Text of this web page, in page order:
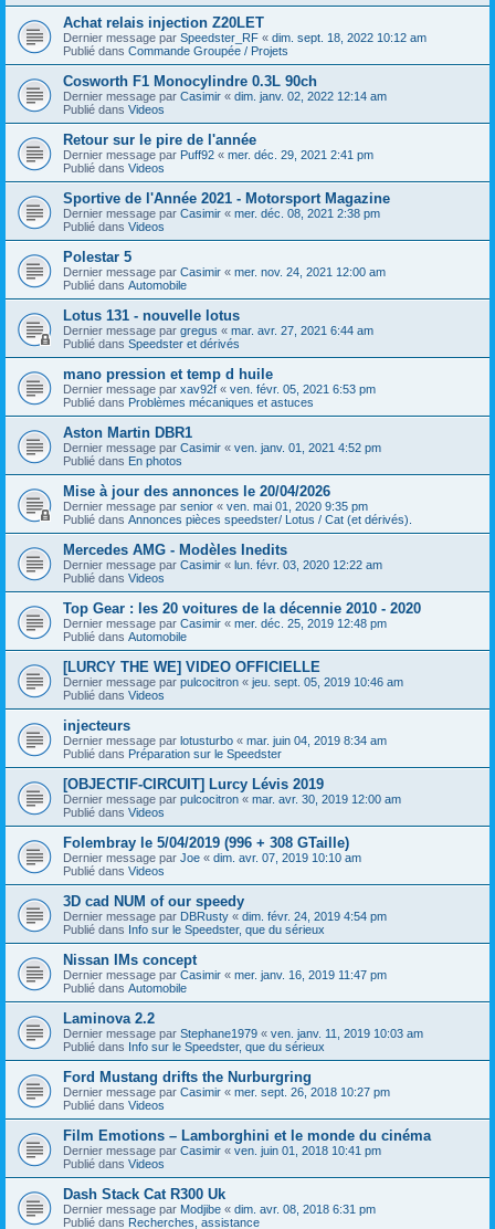
Achat relais injection Z20LET
Dernier message par Speedster_RF « dim. sept. 18, 2022 10:12 am
Publié dans Commande Groupée / Projets
Cosworth F1 Monocylindre 0.3L 90ch
Dernier message par Casimir « dim. janv. 02, 2022 12:14 am
Publié dans Videos
Retour sur le pire de l'année
Dernier message par Puff92 « mer. déc. 29, 2021 2:41 pm
Publié dans Videos
Sportive de l'Année 2021 - Motorsport Magazine
Dernier message par Casimir « mer. déc. 08, 2021 2:38 pm
Publié dans Videos
Polestar 5
Dernier message par Casimir « mer. nov. 24, 2021 12:00 am
Publié dans Automobile
Lotus 131 - nouvelle lotus
Dernier message par gregus « mar. avr. 27, 2021 6:44 am
Publié dans Speedster et dérivés
mano pression et temp d huile
Dernier message par xav92f « ven. févr. 05, 2021 6:53 pm
Publié dans Problèmes mécaniques et astuces
Aston Martin DBR1
Dernier message par Casimir « ven. janv. 01, 2021 4:52 pm
Publié dans En photos
Mise à jour des annonces le 20/04/2026
Dernier message par senior « ven. mai 01, 2020 9:35 pm
Publié dans Annonces pièces speedster/ Lotus / Cat (et dérivés).
Mercedes AMG - Modèles Inedits
Dernier message par Casimir « lun. févr. 03, 2020 12:22 am
Publié dans Videos
Top Gear : les 20 voitures de la décennie 2010 - 2020
Dernier message par Casimir « mer. déc. 25, 2019 12:48 pm
Publié dans Automobile
[LURCY THE WE] VIDEO OFFICIELLE
Dernier message par pulcocitron « jeu. sept. 05, 2019 10:46 am
Publié dans Videos
injecteurs
Dernier message par lotusturbo « mar. juin 04, 2019 8:34 am
Publié dans Préparation sur le Speedster
[OBJECTIF-CIRCUIT] Lurcy Lévis 2019
Dernier message par pulcocitron « mar. avr. 30, 2019 12:00 am
Publié dans Videos
Folembray le 5/04/2019 (996 + 308 GTaille)
Dernier message par Joe « dim. avr. 07, 2019 10:10 am
Publié dans Videos
3D cad NUM of our speedy
Dernier message par DBRusty « dim. févr. 24, 2019 4:54 pm
Publié dans Info sur le Speedster, que du sérieux
Nissan IMs concept
Dernier message par Casimir « mer. janv. 16, 2019 11:47 pm
Publié dans Automobile
Laminova 2.2
Dernier message par Stephane1979 « ven. janv. 11, 2019 10:03 am
Publié dans Info sur le Speedster, que du sérieux
Ford Mustang drifts the Nurburgring
Dernier message par Casimir « mer. sept. 26, 2018 10:27 pm
Publié dans Videos
Film Emotions – Lamborghini et le monde du cinéma
Dernier message par Casimir « ven. juin 01, 2018 10:41 pm
Publié dans Videos
Dash Stack Cat R300 Uk
Dernier message par Modjibe « dim. avr. 08, 2018 6:31 pm
Publié dans Recherches, assistance